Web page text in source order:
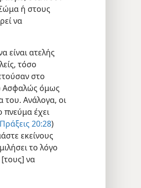
ή στους
να
είναι ατελής
τόσο
στο
Ασφαλώς όμως
του. Ανάλογα, οι
πνεύμα έχει
Πράξεις 20:28)
εκείνους
το λόγο
να